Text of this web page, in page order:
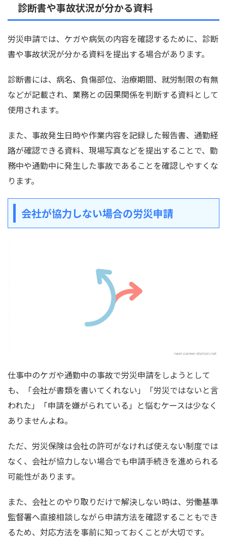
診断書や事故状況が分かる資料
労災申請では、ケガや病気の内容を確認するために、診断
書や事故状況が分かる資料を提出する場合があります。
診断書には、病名、負傷部位、治療期間、就労制限の有無
などが記載され、業務との因果関係を判断する資料として
使用されます。
また、事故発生日時や作業内容を記録した報告書、通勤経
路が確認できる資料、現場写真などを提出することで、勤
務中や通勤中に発生した事故であることを確認しやすくな
ります。
会社が協力しない場合の労災申請
仕事中のケガや通勤中の事故で労災申請をしようとして
も、「会社が書類を書いてくれない」「労災ではないと言
われた」「申請を嫌がられている」と悩むケースは少なく
ありませんよね。
ただ、労災保険は会社の許可がなければ使えない制度では
なく、会社が協力しない場合でも申請手続きを進められる
可能性があります。
また、会社とのやり取りだけで解決しない時は、労働基準
監督署へ直接相談しながら申請方法を確認することもでき
るため、対応方法を事前に知っておくことが大切です。